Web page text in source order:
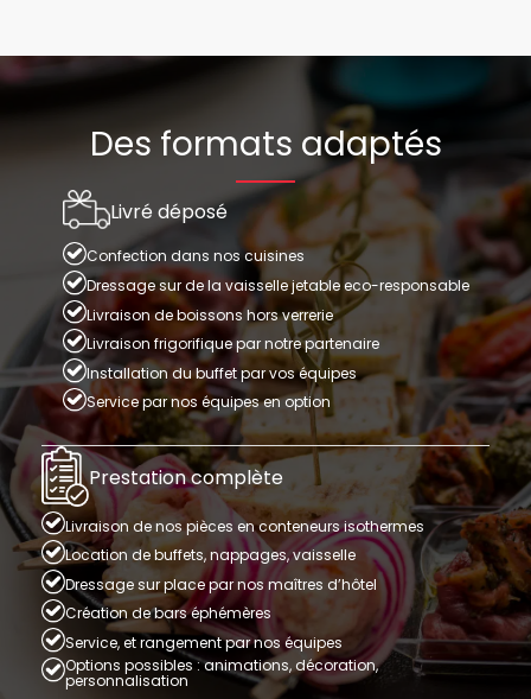
Des formats adaptés
Livré déposé
Confection dans nos cuisines
Dressage sur de la vaisselle jetable eco-responsable
Livraison de boissons hors verrerie
Livraison frigorifique par notre partenaire
Installation du buffet par vos équipes
Service par nos équipes en option
Prestation complète
Livraison de nos pièces en conteneurs isothermes
Location de buffets, nappages, vaisselle
Dressage sur place par nos maîtres d’hôtel
Création de bars éphémères
Service, et rangement par nos équipes
Options possibles : animations, décoration,
personnalisation